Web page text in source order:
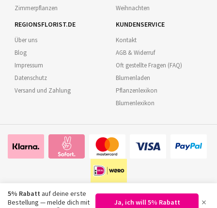
Zimmerpflanzen
Weihnachten
REGIONSFLORIST.DE
Über uns
Blog
Impressum
Datenschutz
Versand und Zahlung
KUNDENSERVICE
Kontakt
AGB & Widerruf
Oft gestellte Fragen (FAQ)
Blumenladen
Pflanzenlexikon
Blumenlexikon
5% Rabatt auf deine erste
Bestellung — melde dich mit
Ja, ich will 5% Rabatt ×